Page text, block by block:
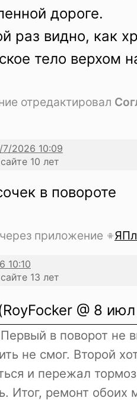
дороге.
раз видно, как
тело верхом
отредактировал
10 лет
в повороте
приложение
13 лет
@ 8
в поворот не
не смог. Второй
и пережал
Итог, ремонт обоих